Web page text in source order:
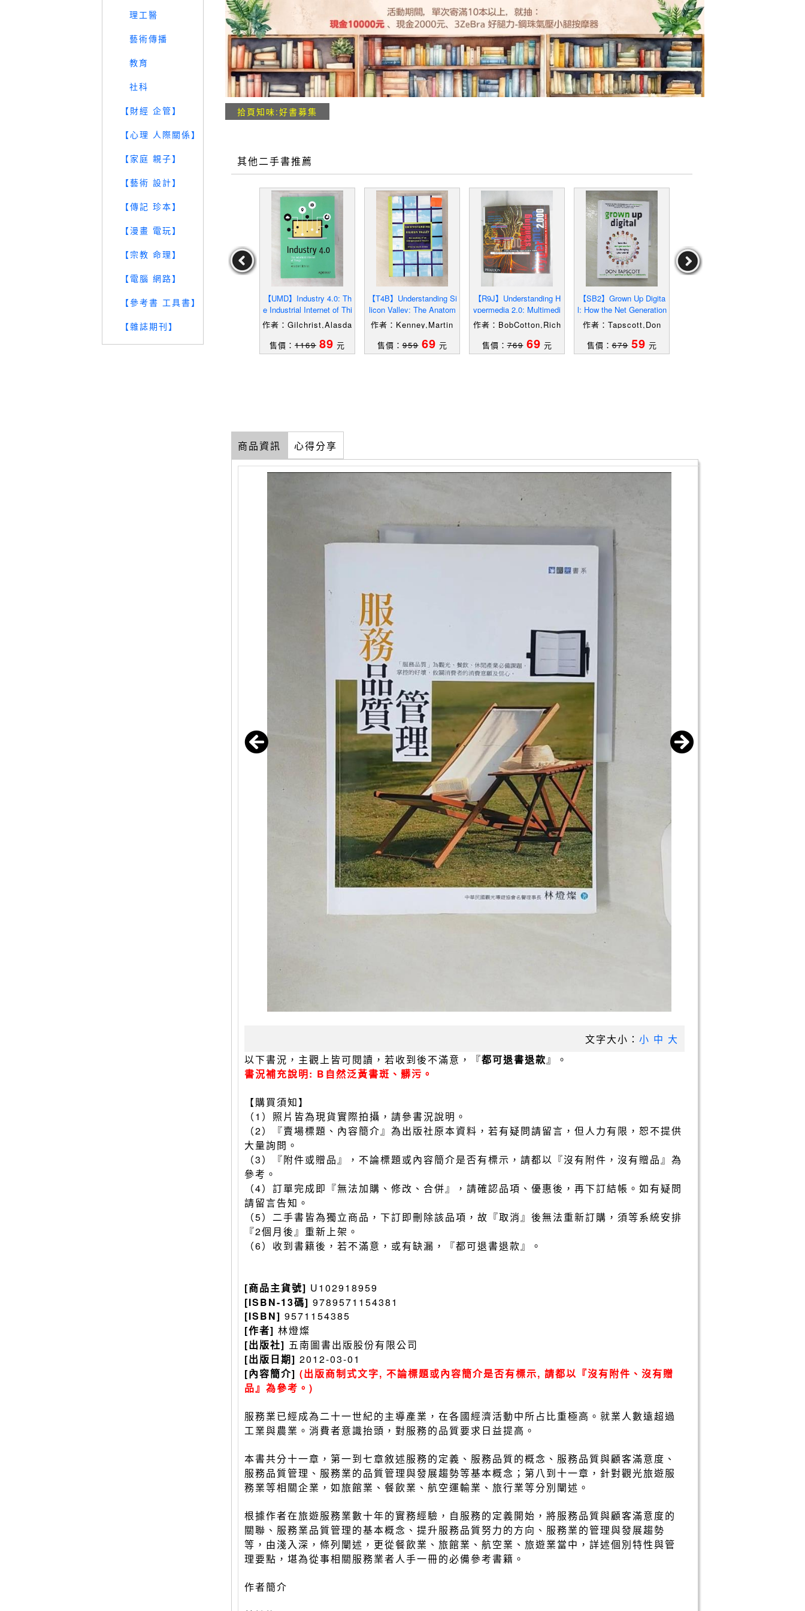
理工醫
藝術傳播
教育
社科
【財經 企管】
【心理 人際關係】
【家庭 親子】
【藝術 設計】
【傳記 珍本】
【漫畫 電玩】
【宗教 命理】
【電腦 網路】
【參考書 工具書】
【雜誌期刊】
拾頁知味:好書募集
其他二手書推薦
【UL5】雲端運算概論_廖
作者：廖文華,張志勇
279 69元
【T2A】SketchUp 2013
室內設計速繪與V－Ray絕
佳亮眼展現（附近3小時基
礎與關鍵操作影音教學／
範例檔）_邱聰倚, 姚家琦
作者：邱聰倚,姚家琦,吳
售價：239
【UMD】Industry 4.0: Th
e Industrial Internet of Thi
ngs_Gilchrist, Ala
作者：Gilchrist,Alasda
售價： 1169 89 元
【T4B】Understanding Si
licon Valley: The Anatom
y of an Entrepreneuria
作者：Kenney,Martin
售價：959 69 元
【R9J】Understanding H
ypermedia 2.0: Multimedi
a Origins, Internet Fut
作者：BobCotton,Rich
售價：769 69 元
【SB2】Grown Up Digita
l: How the Net Generation
Is Changing Your Worl
作者：Tapscott,Don
售價：679 59 元
商品資訊 心得分享
文字大小： 小 中 大
以下書況，主觀上皆可閱讀，若收到後不滿意，『都可退書退款』。
書況補充說明: B自然泛黃書斑、髒污。
【購買須知】
（1）照片皆為現貨實際拍攝，請參書況說明。
（2）『賣場標題、內容簡介』為出版社原本資料，若有疑問請留言，但人力有限，恕不提供
大量詢問。
（3）『附件或贈品』，不論標題或內容簡介是否有標示，請都以『沒有附件，沒有贈品』為
參考。
（4）訂單完成即『無法加購、修改、合併』，請確認品項、優惠後，再下訂結帳。如有疑問
請留言告知。
（5）二手書皆為獨立商品，下訂即刪除該品項，故『取消』後無法重新訂購，須等系統安排
『2個月後』重新上架。
（6）收到書籍後，若不滿意，或有缺漏，『都可退書退款』。
[商品主貨號] U102918959
[ISBN-13碼] 9789571154381
[ISBN] 9571154385
[作者] 林燈燦
[出版社] 五南圖書出版股份有限公司
[出版日期] 2012-03-01
[內容簡介] (出版商制式文字, 不論標題或內容簡介是否有標示, 請都以『沒有附件、沒有贈
品』為參考。)
服務業已經成為二十一世紀的主導產業，在各國經濟活動中所占比重極高。就業人數遠超過
工業與農業。消費者意識抬頭，對服務的品質要求日益提高。
本書共分十一章，第一到七章敘述服務的定義、服務品質的概念、服務品質與顧客滿意度、
服務品質管理、服務業的品質管理與發展趨勢等基本概念；第八到十一章，針對觀光旅遊服
務業等相關企業，如旅館業、餐飲業、航空運輸業、旅行業等分別闡述。
根據作者在旅遊服務業數十年的實務經驗，自服務的定義開始，將服務品質與顧客滿意度的
關聯、服務業品質管理的基本概念、提升服務品質努力的方向、服務業的管理與發展趨勢
等，由淺入深，條列闡述，更從餐飲業、旅館業、航空業、旅遊業當中，詳述個別特性與管
理要點，堪為從事相關服務業者人手一冊的必備參考書籍。
作者簡介